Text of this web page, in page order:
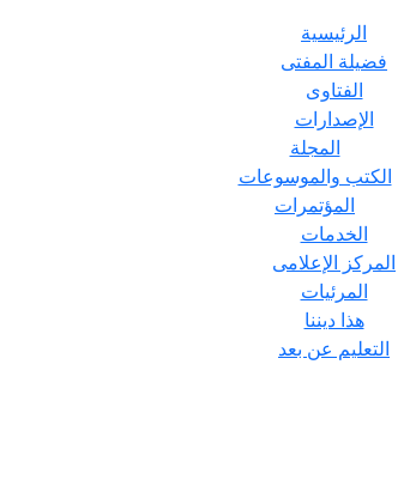
الرئيسية
فضيلة المفتى
الفتاوى
الإصدارات
المجلة
الكتب والموسوعات
المؤتمرات
الخدمات
المركز الإعلامى
المرئيات
هذا ديننا
التعليم عن بعد